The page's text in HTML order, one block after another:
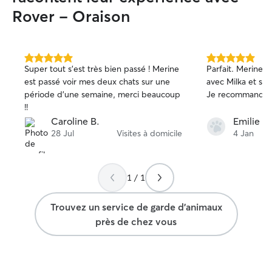
pendant votre absence. Mon objectif est
de fournir un environnement sûr et
priorité. Ma
d'être serein et
Rover - Oraison
5.0 étoile(s)
sur
5
Super tout s'est très bien passé ! Merine
est passé voir mes deux chats sur une
période d'une semaine, merci beaucoup
!!
Caroline B.
28 Jul Visites à domicile
5.0 étoile(s)
sur
5
Parfait. Merine
avec Milka et
Je recommande
Emilie B.
4 Jan
1 / 1
Trouvez un service de garde d'animaux
près de chez vous